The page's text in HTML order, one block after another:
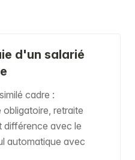
d'un salarié
cadre :
retraite
différence avec le
automatique avec